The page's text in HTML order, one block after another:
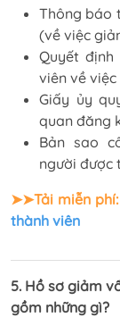
Thông báo
(về việc
Quyết định
viên về
Giấy ủy
quan đăng
Bản sao
người được
➤➤Tải miễn phí:
thành viên
5. Hồ sơ giảm
gồm những gì?